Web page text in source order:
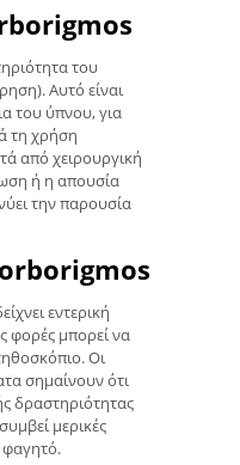
του
Αυτό είναι
του ύπνου, για
τη χρήση
από χειρουργική
ή η απουσία
την παρουσία
εντερική
φορές μπορεί να
Οι
σημαίνουν ότι
δραστηριότητας
μερικές
φαγητό.